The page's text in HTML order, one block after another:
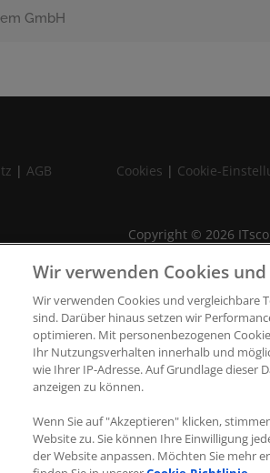
GmbH
| AGB Cookies | Cookie-
Copyright © 2026
Wir verwenden Cookies
Wir verwenden Cookies und vergleichbare
sind. Darüber hinaus setzen wir
optimieren. Mit personenbezogenen
Ihr Nutzungsverhalten innerhalb und
wie Ihrer IP-Adresse. Auf Grundlage
anzeigen zu können.
Wenn Sie auf "Akzeptieren" klicken,
Website zu. Sie können Ihre Einwilligung
der Website anpassen. Möchten Sie mehr